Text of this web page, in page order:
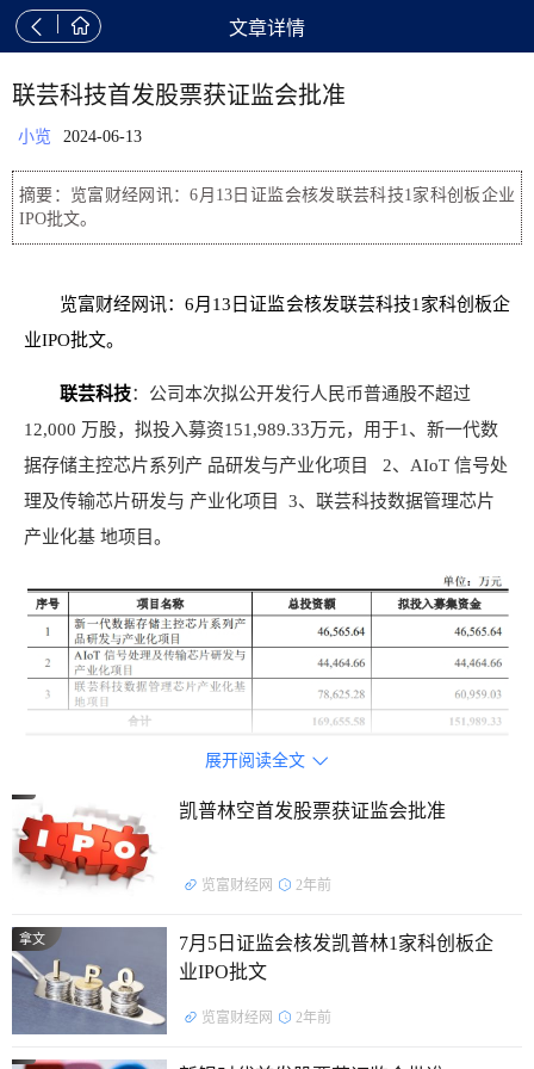
  文章详情
联芸科技首发股票获证监会批准
小览 2024-06-13
摘要：览富财经网讯：6月13日证监会核发联芸科技1家科创板企业
IPO批文。
览富财经网讯：6月13日证监会核发联芸科技1家科创板企
业IPO批文。
联芸科技：公司本次拟公开发行人民币普通股不超过
12,000 万股，拟投入募资151,989.33万元，用于1、新一代数
据存储主控芯片系列产 品研发与产业化项目 2、AIoT 信号处
理及传输芯片研发与 产业化项目 3、联芸科技数据管理芯片
产业化基 地项目。
展开阅读全文 
凯普林空首发股票获证监会批准
览富财经网 2年前
拿文
7月5日证监会核发凯普林1家科创板企
业IPO批文
览富财经网 2年前